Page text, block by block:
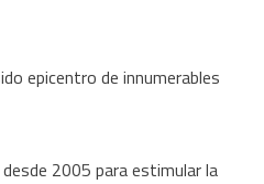
epicentro de innumerables
2005 para estimular la